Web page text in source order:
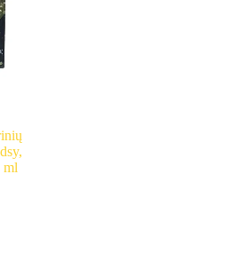
ml